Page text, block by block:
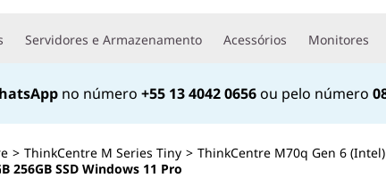
Servidores e Armazenamento Acessórios Monitores
no número +55 13 4042 0656ou pelo número
> ThinkCentre M Series Tiny > ThinkCentre M70q Gen 6 (Intel)
256GB SSD Windows 11 Pro